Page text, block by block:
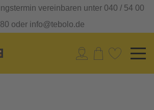
vereinbaren unter 040 / 54 00
oder info@tebolo.de